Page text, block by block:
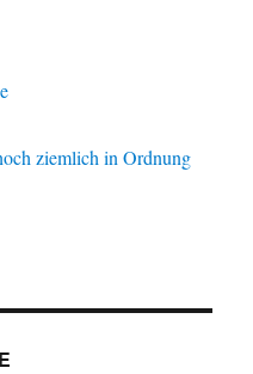
ziemlich in Ordnung